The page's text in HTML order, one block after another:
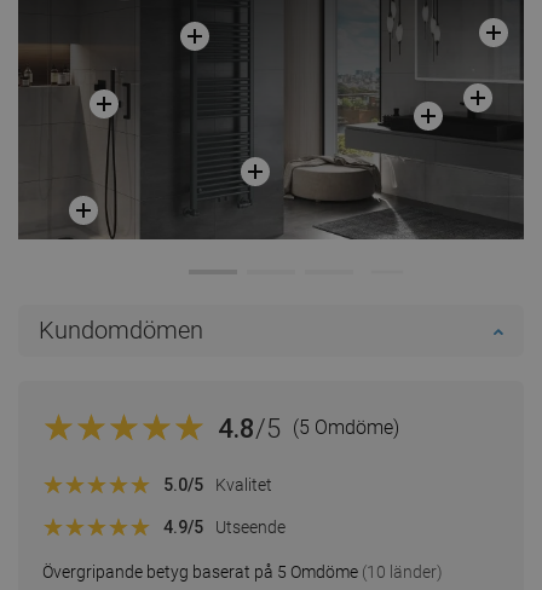
Kundomdömen
4.8/5 (5 Omdöme)
Övergripande betyg baserat på 5 Omdöme (10 länder)
5.0/5 Kvalitet
4.9/5 Utseende